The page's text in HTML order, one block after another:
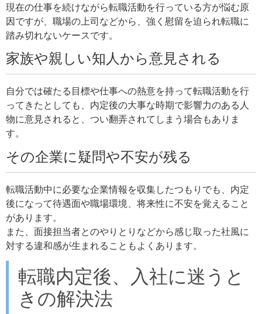
現在の仕事を続けながら転職活動を行っている方が悩む原
因ですが、職場の上司などから、強く慰留を迫られ転職に
踏み切れないケースです。
家族や親しい知人から意見される
自分では確たる目標や仕事への熱意を持って転職活動を行
ってきたとしても、内定後の大事な時期で影響力のある人
物に意見されると、つい翻弄されてしまう場合もありま
す。
その企業に疑問や不安が残る
転職活動中に必要な企業情報を収集したつもりでも、内定
後になって待遇面や職場環境、将来性に不安を覚えること
があります。
また、面接担当者とのやりとりなどから感じ取った社風に
対する違和感が生まれることもよくあります。
転職内定後、入社に迷うと
きの解決法